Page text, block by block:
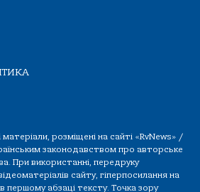
матеріали, розміщені на сайті «RvNews» /
законодавством про авторське
При використанні, передруку
сайту, гіперпосилання на
першому абзаці тексту. Точка зору